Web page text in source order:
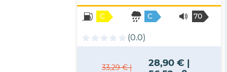
C C
70
(0.0)
33,29 € |
28,90 € |